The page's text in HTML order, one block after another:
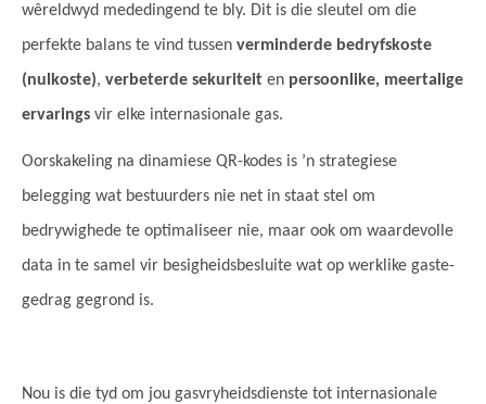
wêreldwyd mededingend te bly. Dit is die sleutel om die
perfekte balans te vind tussen verminderde bedryfskoste
(nulkoste), verbeterde sekuriteit en persoonlike, meertalige
ervarings vir elke internasionale gas.
Oorskakeling na dinamiese QR-kodes is ’n strategiese
belegging wat bestuurders nie net in staat stel om
bedrywighede te optimaliseer nie, maar ook om waardevolle
data in te samel vir besigheidsbesluite wat op werklike gaste-
gedrag gegrond is.
Nou is die tyd om jou gasvryheidsdienste tot internasionale